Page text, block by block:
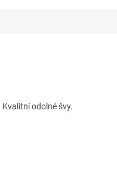
odolné švy.